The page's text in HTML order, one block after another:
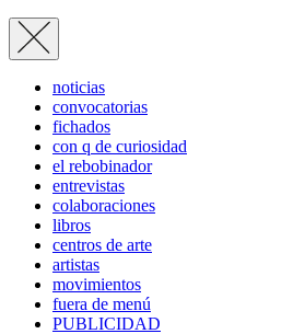
noticias
convocatorias
fichados
con q de curiosidad
el rebobinador
entrevistas
colaboraciones
libros
centros de arte
artistas
movimientos
fuera de menú
PUBLICIDAD